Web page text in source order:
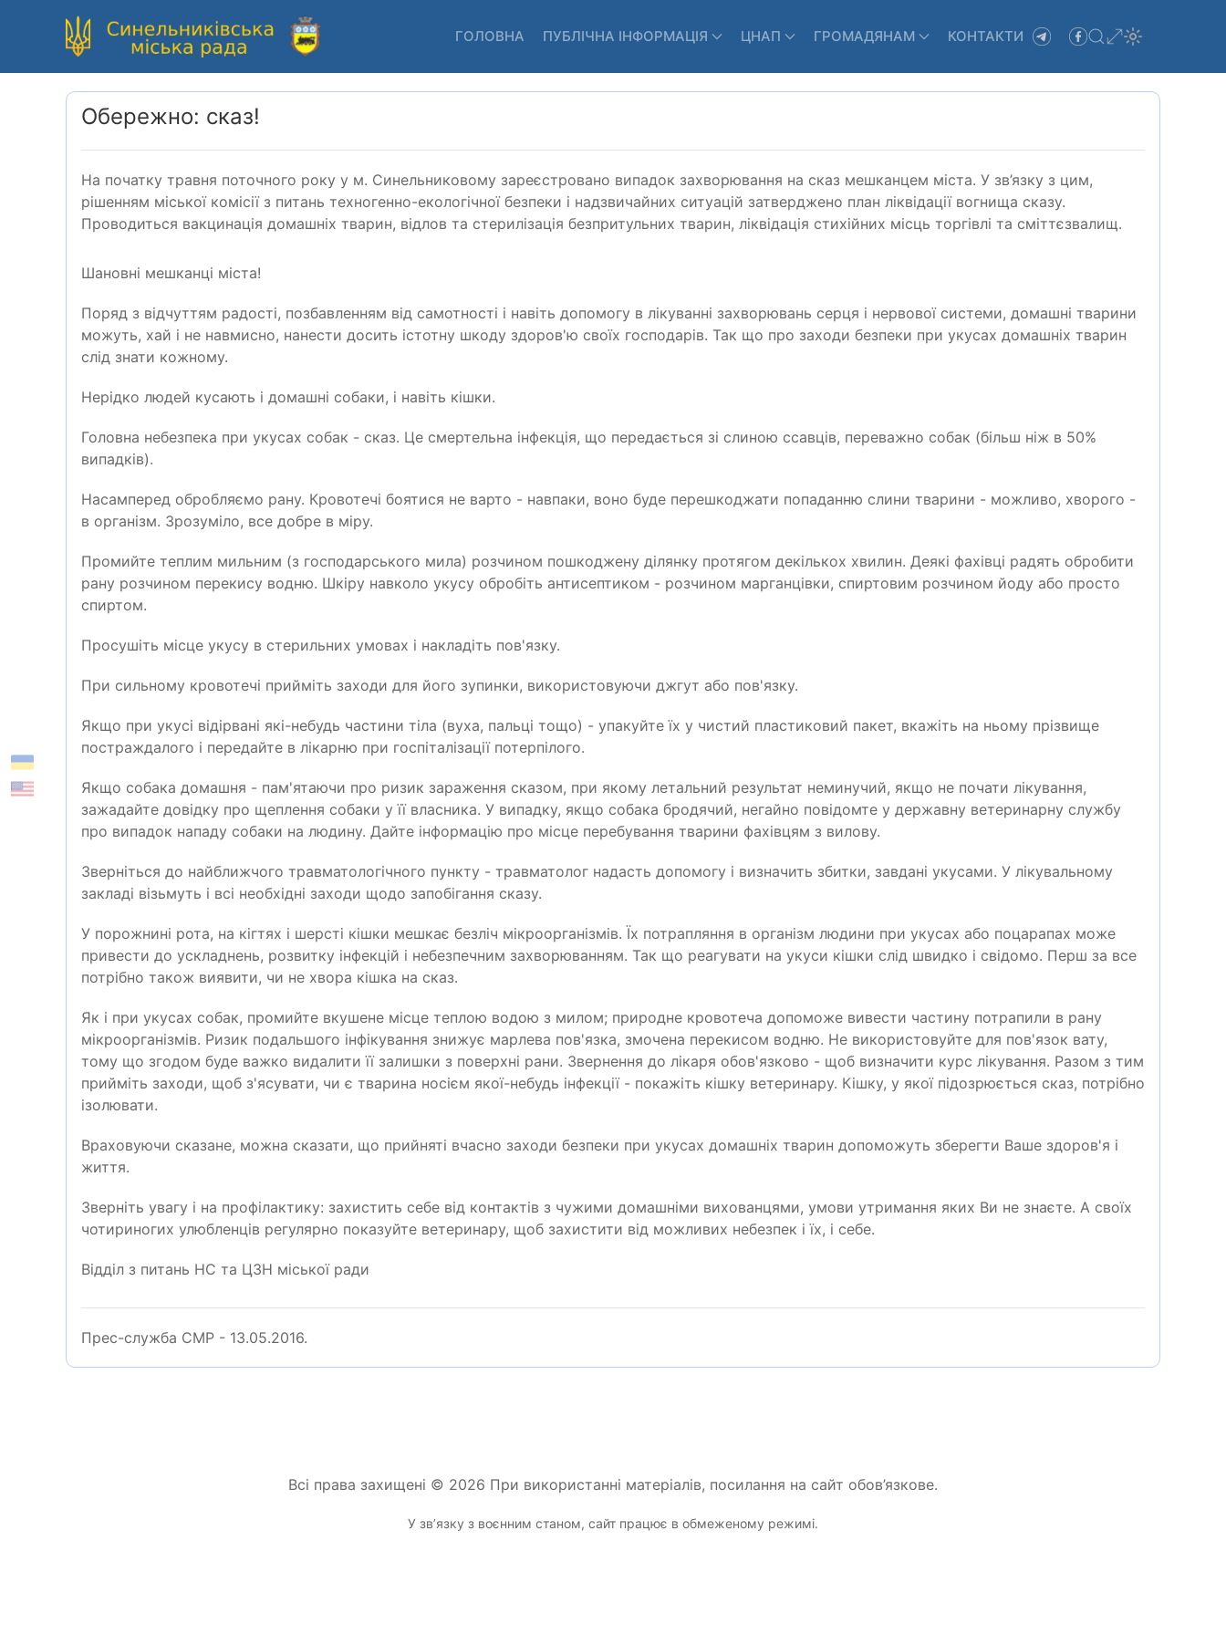
ГОЛОВНА ПУБЛІЧНА ІНФОРМАЦІЯ ЦНАП ГРОМАДЯНАМ КОНТАКТИ
Обережно: сказ!
На початку травня поточного року у м. Синельниковому зареєстровано випадок захворювання на сказ мешканцем міста. У зв’язку з цим,
рішенням міської комісії з питань техногенно-екологічної безпеки і надзвичайних ситуацій затверджено план ліквідації вогнища сказу.
Проводиться вакцинація домашніх тварин, відлов та стерилізація безпритульних тварин, ліквідація стихійних місць торгівлі та сміттєзвалищ.
Шановні мешканці міста!
Поряд з відчуттям радості, позбавленням від самотності і навіть допомогу в лікуванні захворювань серця і нервової системи, домашні тварини
можуть, хай і не навмисно, нанести досить істотну шкоду здоров'ю своїх господарів. Так що про заходи безпеки при укусах домашніх тварин
слід знати кожному.
Нерідко людей кусають і домашні собаки, і навіть кішки.
Головна небезпека при укусах собак - сказ. Це смертельна інфекція, що передається зі слиною ссавців, переважно собак (більш ніж в 50%
випадків).
Насамперед обробляємо рану. Кровотечі боятися не варто - навпаки, воно буде перешкоджати попаданню слини тварини - можливо, хворого -
в організм. Зрозуміло, все добре в міру.
Промийте теплим мильним (з господарського мила) розчином пошкоджену ділянку протягом декількох хвилин. Деякі фахівці радять обробити
рану розчином перекису водню. Шкіру навколо укусу обробіть антисептиком - розчином марганцівки, спиртовим розчином йоду або просто
спиртом.
Просушіть місце укусу в стерильних умовах і накладіть пов'язку.
При сильному кровотечі прийміть заходи для його зупинки, використовуючи джгут або пов'язку.
Якщо при укусі відірвані які-небудь частини тіла (вуха, пальці тощо) - упакуйте їх у чистий пластиковий пакет, вкажіть на ньому прізвище
постраждалого і передайте в лікарню при госпіталізації потерпілого.
Якщо собака домашня - пам'ятаючи про ризик зараження сказом, при якому летальний результат неминучий, якщо не почати лікування,
зажадайте довідку про щеплення собаки у її власника. У випадку, якщо собака бродячий, негайно повідомте у державну ветеринарну службу
про випадок нападу собаки на людину. Дайте інформацію про місце перебування тварини фахівцям з вилову.
Зверніться до найближчого травматологічного пункту - травматолог надасть допомогу і визначить збитки, завдані укусами. У лікувальному
закладі візьмуть і всі необхідні заходи щодо запобігання сказу.
У порожнині рота, на кігтях і шерсті кішки мешкає безліч мікроорганізмів. Їх потрапляння в організм людини при укусах або поцарапах може
привести до ускладнень, розвитку інфекцій і небезпечним захворюванням. Так що реагувати на укуси кішки слід швидко і свідомо. Перш за все
потрібно також виявити, чи не хвора кішка на сказ.
Як і при укусах собак, промийте вкушене місце теплою водою з милом; природне кровотеча допоможе вивести частину потрапили в рану
мікроорганізмів. Ризик подальшого інфікування знижує марлева пов'язка, змочена перекисом водню. Не використовуйте для пов'язок вату,
тому що згодом буде важко видалити її залишки з поверхні рани. Звернення до лікаря обов'язково - щоб визначити курс лікування. Разом з тим
прийміть заходи, щоб з'ясувати, чи є тварина носієм якої-небудь інфекції - покажіть кішку ветеринару. Кішку, у якої підозрюється сказ, потрібно
ізолювати.
Враховуючи сказане, можна сказати, що прийняті вчасно заходи безпеки при укусах домашніх тварин допоможуть зберегти Ваше здоров'я і
життя.
Зверніть увагу і на профілактику: захистить себе від контактів з чужими домашніми вихованцями, умови утримання яких Ви не знаєте. А своїх
чотириногих улюбленців регулярно показуйте ветеринару, щоб захистити від можливих небезпек і їх, і себе.
Відділ з питань НС та ЦЗН міської ради
Прес-служба СМР - 13.05.2016.
Всі права захищені © 2026 При використанні матеріалів, посилання на сайт обов’язкове.
У звʼязку з воєнним станом, сайт працює в обмеженому режимі.